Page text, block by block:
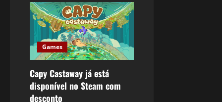
Games
Capy Castaway já está
disponível no Steam com
desconto